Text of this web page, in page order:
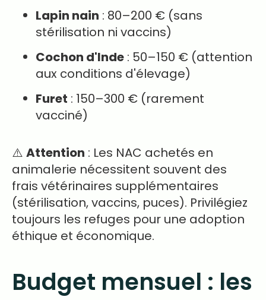
Lapin nain : 80–200 € (sans
stérilisation ni vaccins)
Cochon d'Inde : 50–150 € (attention
aux conditions d'élevage)
Furet : 150–300 € (rarement
vacciné)
⚠️ Attention : Les NAC achetés en
animalerie nécessitent souvent des
frais vétérinaires supplémentaires
(stérilisation, vaccins, puces). Privilégiez
toujours les refuges pour une adoption
éthique et économique.
Budget mensuel : les